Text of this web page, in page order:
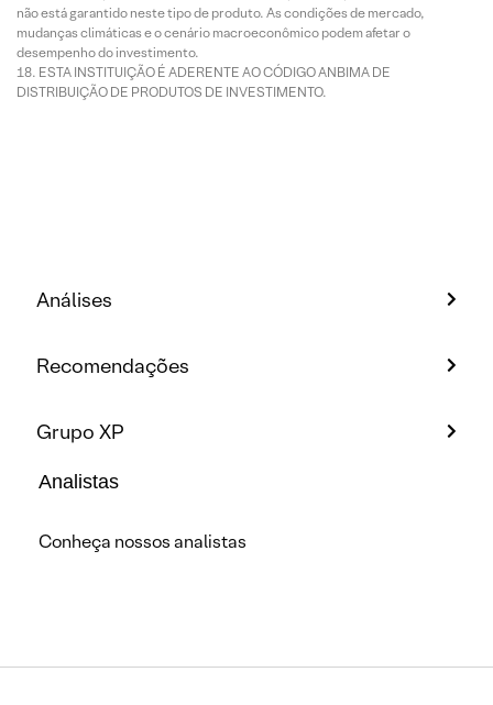
não está garantido neste tipo de produto. As condições de mercado,
mudanças climáticas e o cenário macroeconômico podem afetar o
desempenho do investimento.
ESTA INSTITUIÇÃO É ADERENTE AO CÓDIGO ANBIMA DE
DISTRIBUIÇÃO DE PRODUTOS DE INVESTIMENTO.
Análises
Recomendações
Grupo XP
Analistas
Conheça nossos analistas